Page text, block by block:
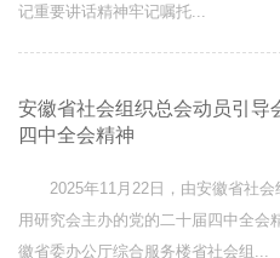
记重要讲话精神牢记嘱托...
安徽省社会组织总会动员引导
四中全会精神
2025年11月22日，由安徽省社
用研究会主办的党的二十届四中全会
徽省委办公厅综合服务楼省社会组...